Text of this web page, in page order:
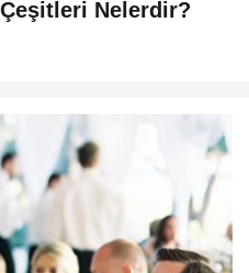
Nelerdir?